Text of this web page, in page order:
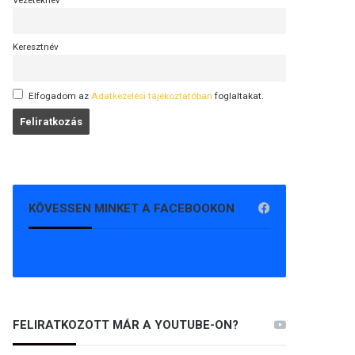
Keresztnév
Elfogadom az Adatkezelési tájékoztatóban foglaltakat.
KÖVESSEN MINKET A FACEBOOKON
FELIRATKOZOTT MÁR A YOUTUBE-ON?